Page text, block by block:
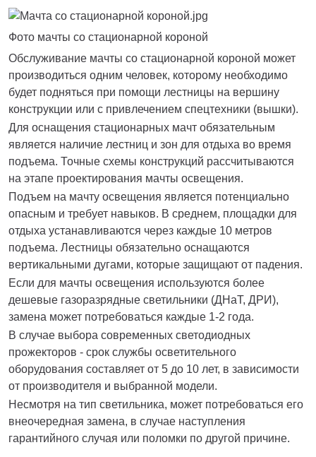
Фото мачты со стационарной короной
Обслуживание мачты со стационарной короной может
производиться одним человек, которому необходимо
будет подняться при помощи лестницы на вершину
конструкции или с привлечением спецтехники (вышки).
Для оснащения стационарных мачт обязательным
является наличие лестниц и зон для отдыха во время
подъема. Точные схемы конструкций рассчитываются
на этапе проектирования мачты освещения.
Подъем на мачту освещения является потенциально
опасным и требует навыков. В среднем, площадки для
отдыха устанавливаются через каждые 10 метров
подъема. Лестницы обязательно оснащаются
вертикальными дугами, которые защищают от падения.
Если для мачты освещения используются более
дешевые газоразрядные светильники (ДНаТ, ДРИ),
замена может потребоваться каждые 1-2 года.
В случае выбора современных светодиодных
прожекторов - срок службы осветительного
оборудования составляет от 5 до 10 лет, в зависимости
от производителя и выбранной модели.
Несмотря на тип светильника, может потребоваться его
внеочередная замена, в случае наступления
гарантийного случая или поломки по другой причине.